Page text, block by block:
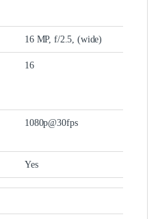
16 MP, f/2.5, (wide)
16
1080p@30fps
Yes